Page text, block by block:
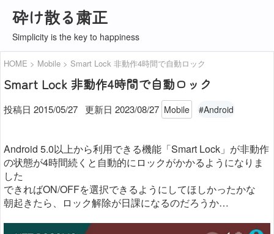
砕け散る粛正
Simplicity is the key to happiness
HOME Mobile Smart Lock 非動作4時間で自動ロック
Smart Lock 非動作4時間で自動ロック
投稿日 2015/05/27 更新日 2023/08/27 Mobile #Android
Android 5.0以上から利用できる機能「Smart Lock」が非動作
の状態が4時間続くと自動的にロックがかかるようになりま
した
できればON/OFFを選択できるようにしてほしかったかな
朝起きたら、ロック解除が日課になるのだろうか…